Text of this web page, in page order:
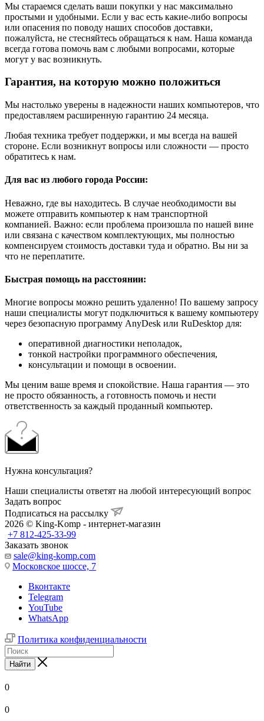
Мы стараемся сделать ваши покупки у нас максимально
простыми и удобными. Если у вас есть какие-либо вопросы
или опасения по поводу наших способов доставки,
пожалуйста, не стесняйтесь обращаться к нам. Наша команда
всегда готова помочь вам с любыми вопросами, которые
могут у вас возникнуть.
Гарантия, на которую можно положиться
Мы настолько уверены в надежности наших компьютеров, что
предоставляем расширенную гарантию 24 месяца.
Любая техника требует поддержки, и мы всегда на вашей
стороне. Если возникнут вопросы или сложности — просто
обратитесь к нам.
Для вас из любого города России:
Неважно, где вы находитесь. В случае необходимости вы
можете отправить компьютер к нам транспортной
компанией. Важно: если проблема произошла по нашей вине
или связана с качеством комплектующих, мы полностью
компенсируем стоимость доставки туда и обратно. Вы ни за
что не переплатите.
Быстрая помощь на расстоянии:
Многие вопросы можно решить удаленно! По вашему запросу
наши специалисты могут подключиться к вашему компьютеру
через безопасную программу AnyDesk или RuDesktop для:
оперативной диагностики неполадок,
тонкой настройки программного обеспечения,
консультации и помощи в освоении.
Мы ценим ваше время и спокойствие. Наша гарантия — это
не просто обязанность, а готовность помочь и нести
ответственность за каждый проданный компьютер.
Нужна консультация?
Наши специалисты ответят на любой интересующий вопрос
Задать вопрос
Подписаться на рассылку
2026 © King-Komp - интернет-магазин
+7 812-425-33-99
Заказать звонок
sale@king-komp.com
Московское шоссе, 7
Вконтакте
Telegram
YouTube
WhatsApp
Политика конфиденциальности
Найти
0
0